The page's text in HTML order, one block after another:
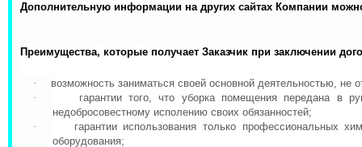
Дополнительную информации на других сайтах Компании
Преимущества, которые получает Заказчик при заключении
·
возможность заниматься своей основной деятельностью, не
·
гарантии того, что уборка помещения передана в
недобросовестному исполению своих обязанностей;
·
гарантии использования только профессиональных
оборудования;